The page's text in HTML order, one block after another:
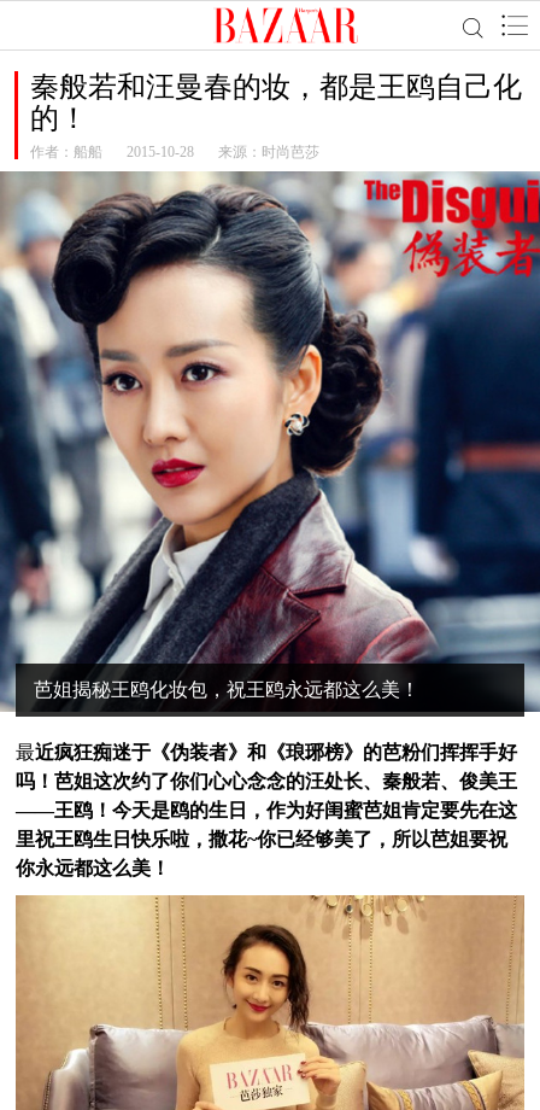
秦般若和汪曼春的妆，都是王鸥自己化
的！
作者： 船船 2015-10-28 来源：时尚芭莎
芭姐揭秘王鸥化妆包，祝王鸥永远都这么美！
最近疯狂痴迷于《伪装者》和《琅琊榜》的芭粉们挥挥手好
吗！芭姐这次约了你们心心念念的汪处长、秦般若、俊美王
——王鸥！今天是鸥的生日，作为好闺蜜芭姐肯定要先在这
里祝王鸥生日快乐啦 ，撒花~你已经够美了，所以芭姐要祝
你永远都这么美！